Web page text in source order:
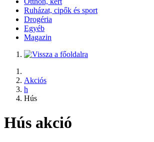
Ruházat, cipők és sport
Drogéria
Egyéb
Magazin
Akciós
h
Hús
Hús akció